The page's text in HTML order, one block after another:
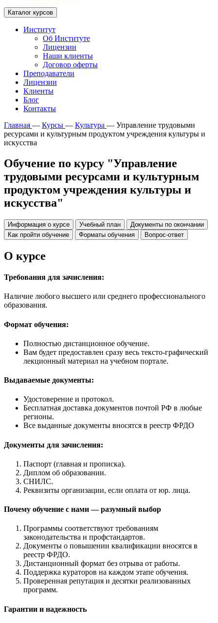
Каталог курсов
Институт
Об Институте
Лицензии
Наши клиенты
Договор оферты
Преподаватели
Лицензии
Клиенты
Блог
Контакты
Главная — Курсы — Культура — Управление трудовыми
ресурсами и культурным продуктом учреждения культуры и
искусства
Обучение по курсу "Управление
трудовыми ресурсами и культурным
продуктом учреждения культуры и
искусства"
Информация о курсе Учебный план
Документы по окончании
Как пройти обучение
Форматы обучения Вопрос-ответ
О курсе
Требования для зачисления:
Наличие любого высшего или среднего профессионального
образования.
Формат обучения:
Полностью дистанционное обучение.
Вам будет предоставлен сразу весь тексто-графический
лекционный материал на учебном портале.
Выдаваемые документы:
Удостоверение и протокол.
Бесплатная доставка документов почтой РФ в любые
регионы.
Все выданные документы вносятся в реестр ФРДО
Документы для зачисления:
Паспорт (главная и прописка).
Диплом об образовании.
СНИЛС.
Реквизиты организации, если оплата от юр. лица.
Почему обучение с нами — разумный выбор
Программы соответствуют требованиям
законодательства и профстандартов.
Документы о повышении квалификации вносятся в
реестр ФРДО.
Дистанционный формат без отрыва от работы.
Поддержка кураторов на каждом этапе обучения.
Проверенная репутация и десятки реализованных
программ.
Гарантии и надежность